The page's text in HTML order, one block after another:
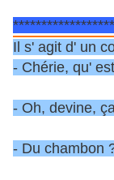
Il s' agit d' un
- Chérie, qu'
- Oh, devine,
- Du chambon